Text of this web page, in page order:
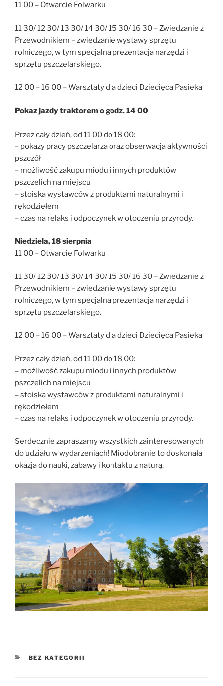
11 00 – Otwarcie Folwarku
11 30/ 12 30/ 13 30/ 14 30/ 15 30/ 16 30 – Zwiedzanie z
Przewodnikiem – zwiedzanie wystawy sprzętu
rolniczego, w tym specjalna prezentacja narzędzi i
sprzętu pszczelarskiego.
12 00 – 16 00 – Warsztaty dla dzieci Dziecięca Pasieka
Pokaz jazdy traktorem o godz. 14 00
Przez cały dzień, od 11 00 do 18 00:
– pokazy pracy pszczelarza oraz obserwacja aktywności
pszczół
– możliwość zakupu miodu i innych produktów
pszczelich na miejscu
– stoiska wystawców z produktami naturalnymi i
rękodziełem
– czas na relaks i odpoczynek w otoczeniu przyrody.
Niedziela, 18 sierpnia
11 00 – Otwarcie Folwarku
11 30/ 12 30/ 13 30/ 14 30/ 15 30/ 16 30 – Zwiedzanie z
Przewodnikiem – zwiedzanie wystawy sprzętu
rolniczego, w tym specjalna prezentacja narzędzi i
sprzętu pszczelarskiego.
12 00 – 16 00 – Warsztaty dla dzieci Dziecięca Pasieka
Przez cały dzień, od 11 00 do 18 00:
– możliwość zakupu miodu i innych produktów
pszczelich na miejscu
– stoiska wystawców z produktami naturalnymi i
rękodziełem
– czas na relaks i odpoczynek w otoczeniu przyrody.
Serdecznie zapraszamy wszystkich zainteresowanych
do udziału w wydarzeniach! Miodobranie to doskonała
okazja do nauki, zabawy i kontaktu z naturą.
KATEGORIE
BEZ KATEGORII